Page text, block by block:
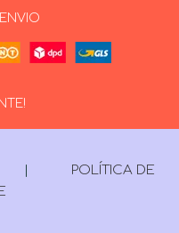
POLÍTICA DE